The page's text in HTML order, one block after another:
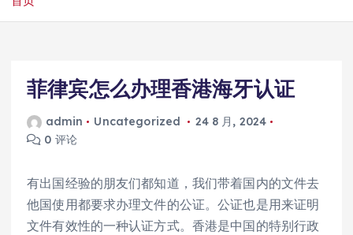
菲律宾怎么办理香港海牙认证
admin Uncategorized
24 8 月, 2024
0 评论
有出国经验的朋友们都知道，我们带着国内的文件去
他国使用都要求办理文件的公证。公证也是用来证明
文件有效性的一种认证方式。香港是中国的特别行政